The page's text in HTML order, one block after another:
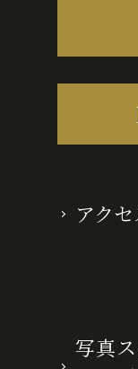
アク
写真